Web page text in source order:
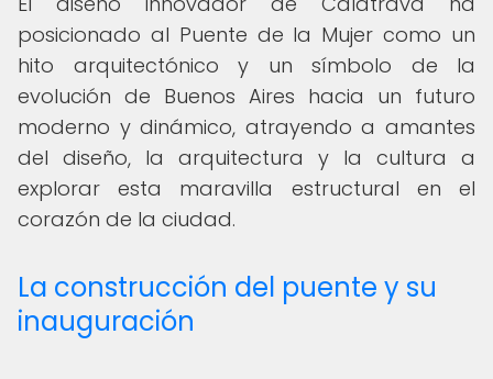
posicionado al Puente de la Mujer como un
hito arquitectónico y un símbolo de la
evolución de Buenos Aires hacia un futuro
moderno y dinámico, atrayendo a amantes
del diseño, la arquitectura y la cultura a
explorar esta maravilla estructural en el
corazón de la ciudad.
La construcción del puente y su
inauguración